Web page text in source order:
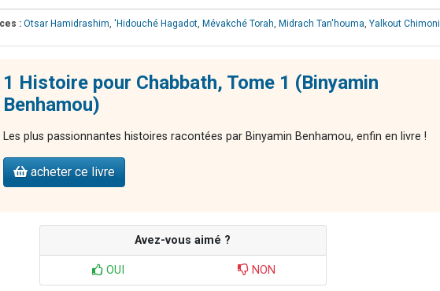
: Otsar Hamidrashim 'Hidouché Hagadot Mévakché Torah Midrach Tan'houma Yalkout Chimoni
1 Histoire pour Chabbath, Tome 1 (Binyamin
Benhamou)
Les plus passionnantes histoires racontées par Binyamin Benhamou, enfin en livre !
acheter ce livre
Avez-vous aimé ?
OUI NON